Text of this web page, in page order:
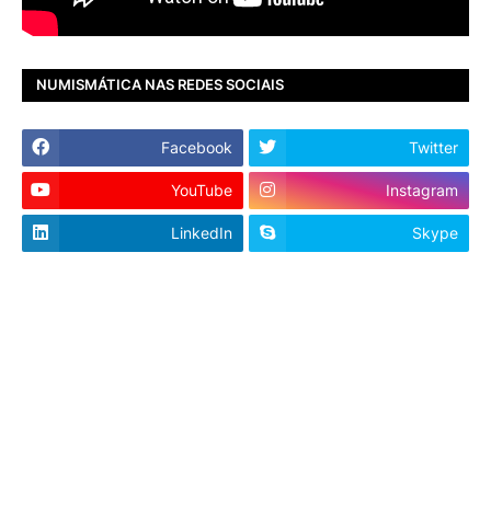
NUMISMÁTICA NAS REDES SOCIAIS
Facebook Twitter
YouTube Instagram
LinkedIn Skype